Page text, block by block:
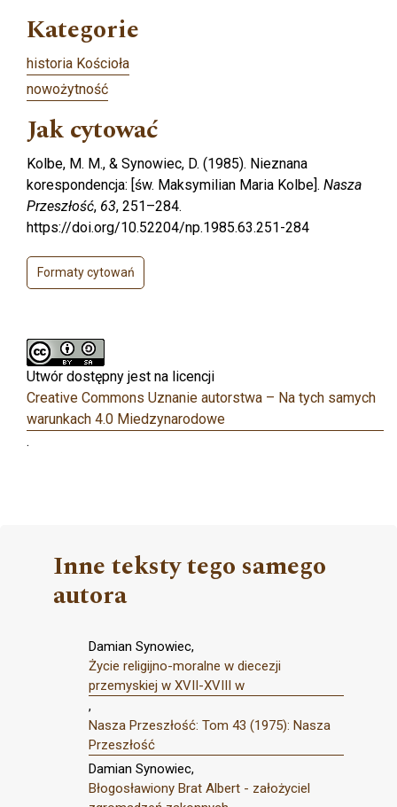
Kategorie
historia Kościoła
nowożytność
Jak cytować
Kolbe, M. M., & Synowiec, D. (1985). Nieznana
korespondencja: [św. Maksymilian Maria Kolbe]. Nasza
Przeszłość, 63, 251–284.
https://doi.org/10.52204/np.1985.63.251-284
Formaty cytowań
Utwór dostępny jest na licencji
Creative Commons Uznanie autorstwa – Na tych samych
warunkach 4.0 Miedzynarodowe
.
Inne teksty tego samego
autora
Damian Synowiec,
Życie religijno-moralne w diecezji
przemyskiej w XVII-XVIII w
,
Nasza Przeszłość: Tom 43 (1975): Nasza
Przeszłość
Damian Synowiec,
Błogosławiony Brat Albert - założyciel